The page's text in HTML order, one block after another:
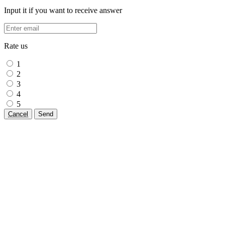
Input it if you want to receive answer
Rate us
1
2
3
4
5
Cancel Send